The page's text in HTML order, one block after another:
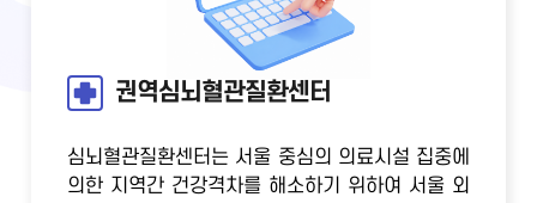
권역심뇌혈관질환센터
심뇌혈관질환센터는 서울 중심의 의료시설 집중에
의한 지역간 건강격차를 해소하기 위하여 서울 외